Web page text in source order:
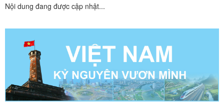
Nội dung đang được cập nhật...